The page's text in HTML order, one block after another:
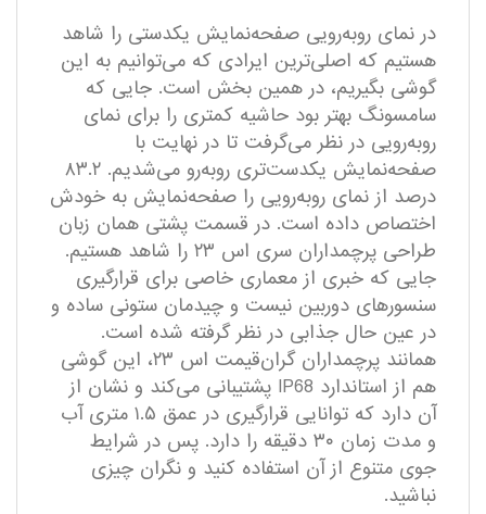
در نمای رو‌به‌رویی صفحه‌نمایش یکدستی را شاهد
هستیم که اصلی‌ترین ایرادی که می‌توانیم به این
گوشی بگیریم، در همین بخش است. جایی که
سامسونگ بهتر بود حاشیه کمتری را برای نمای
رو‌به‌رویی در نظر می‌گرفت تا در نهایت با
صفحه‌نمایش یکدست‌تری روبه‌رو می‌شدیم. ۸۳.۲
درصد از نمای رو‌به‌رویی را صفحه‌نمایش به خودش
اختصاص داده است. در قسمت پشتی همان زبان
طراحی پرچمداران سری اس ۲۳ را شاهد هستیم.
جایی که خبری از معماری خاصی برای قرار‌گیری
سنسور‌های دوربین نیست و چیدمان ستونی ساده و
در عین حال جذابی در نظر گرفته شده است.
همانند پرچمداران گران‌قیمت اس ۲۳، این گوشی
هم از استاندارد IP68 پشتیبانی می‌کند و نشان از
آن دارد که توانایی قرار‌گیری در عمق ۱.۵ متری آب
و مدت زمان ۳۰ دقیقه را دارد. پس در شرایط
جوی متنوع از آن استفاده کنید و نگران چیزی
نباشید.